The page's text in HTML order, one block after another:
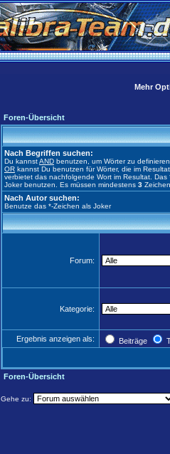
Mehr
Foren-Übersicht
Nach Begriffen suchen:
Du kannstAND benutzen, um Wörter zu
OR kannst Du benutzen für Wörter, die im
verbietet das nachfolgende Wort im Resultat. Das
Joker benutzen. Es müssen mindestens 3
Nach Autor suchen:
Benutze das *-Zeichen als Joker
Forum:
Kategorie:
Ergebnis anzeigen als: Beiträge
Foren-Übersicht
Gehe zu: